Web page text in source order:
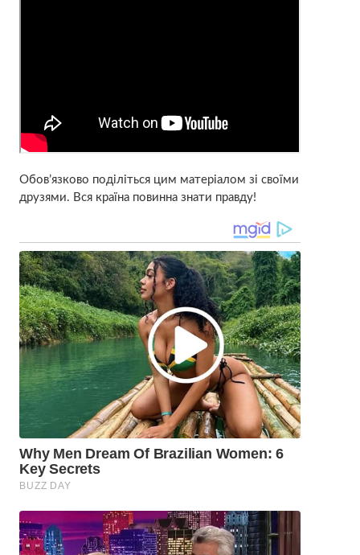
Обов’язково поділіться цим матеріалом зі своїми
друзями. Вся країна повинна знати правду!